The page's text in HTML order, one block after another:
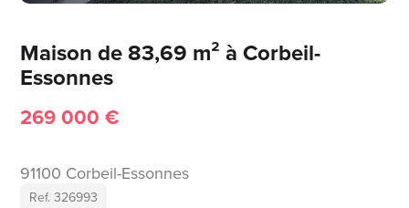
Maison de 83,69 m² à Corbeil-
Essonnes
269 000 €
91100 Corbeil-Essonnes
Ref. 326993